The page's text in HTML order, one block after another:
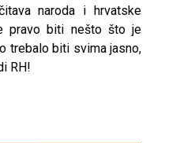
naroda i hrvatske
pravo biti nešto što je
trebalo biti svima jasno,
RH!